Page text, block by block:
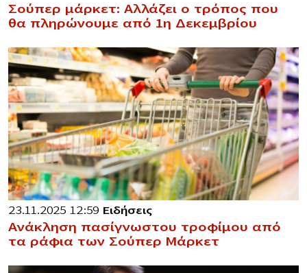
Σούπερ μάρκετ: Αλλάζει ο τρόπος που
θα πληρώνουμε από 1η Δεκεμβρίου
23.11.2025 12:59 Ειδήσεις
Ανάκληση πασίγνωστου τροφίμου από
τα ράφια των Σούπερ Μάρκετ